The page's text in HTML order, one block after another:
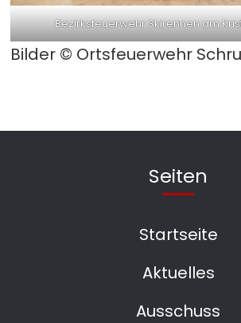
Bezirksfeuerwehr Skirennen am
Bilder © Ortsfeuerwehr
Seiten
Startseite
Aktuelles
Ausschuss